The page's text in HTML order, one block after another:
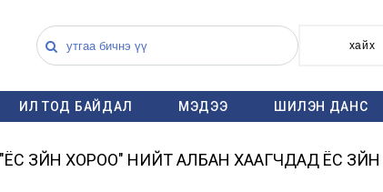
хайх
ИЛ ТОД БАЙДАЛ МЭДЭЭ ШИЛЭН ДАНС
ЗҮЙН ХОРОО" НИЙТ АЛБАН ХААГЧДАД ЁС